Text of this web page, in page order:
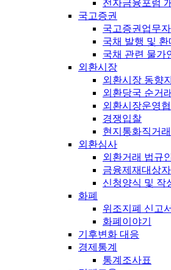
전자금융포럼
국고증권
국고증권업무
국채 발행 및 환
국채 관련 물가
외환시장
외환시장 동향
외환당국 순거래
외환시장운영
경쟁입찰
현지통화직거
외환심사
외환거래 법규
금융제재대상
신청양식 및 작
화폐
위조지폐 신고
화폐이야기
기후변화 대응
경제통계
통계조사표